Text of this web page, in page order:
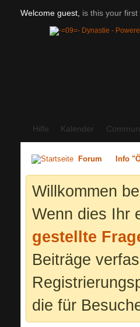
Welcome guest, is this your first
Hilfe Kalender
Forum Info
Willkommen
Wenn dies Ihr
gestellte
Beiträge
die für